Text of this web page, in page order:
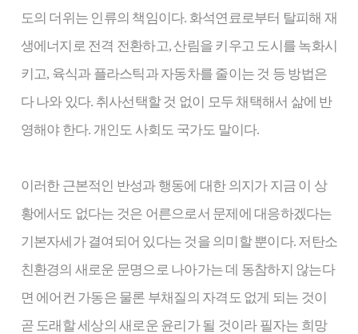
도의 더위는 인류의 책임이다. 화석연료로부터 탈피해 재
생에너지로 전격 전환하고, 산림을 키우고 도시를 녹화시
키고, 육식과 플라스틱과 자동차를 줄이는 것 등 방법은
다 나와 있다. 취사선택할 것 없이 모두 채택해서 삶에 반
영해야 한다. 개인도 사회도 국가도 말이다.
이러한 근본적인 반성과 행동에 대한 의지가 지금 이 상
황에서도 없다는 것은 어른으로서 문제에 대응하겠다는
기본자세가 결여되어 있다는 것을 의미할 뿐이다. 저탄소
친환경의 새로운 문명으로 나아가는 데 동참하지 않는다
면 에어컨 가동은 물론 부채질의 자격도 없게 되는 것이
곧 도래할 세상의 새로운 윤리가 될 것이라 필자는 희망